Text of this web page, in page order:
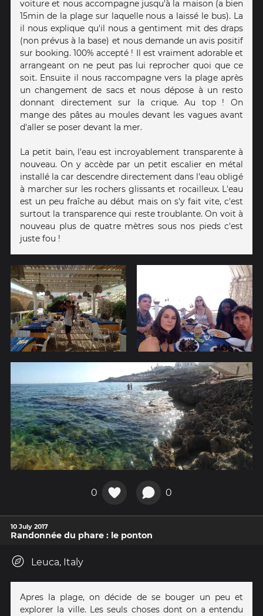
voiture et nous accompagne jusqu'à la maison (a bien
15min de la plage sur laquelle nous a laissé le bus). La
il nous explique qu'il nous a gentiment mit des draps
(non prévus à la base) et nous demande un avis positif
sur booking. 100% accepté ! Il est vraiment adorable et
arrangeant on ne peut pas lui reprocher quoi que ce
soit. Ensuite il nous raccompagne vers la plage après
un changement de sacs et nous dépose à un resto
donnant directement sur la crique. Au top ! On
mange des pâtes au moules devant les vagues avant
d'aller se poser devant la mer.
La petit bain, l'eau est incroyablement transparente à
nouveau. On y accède par un petit escalier en métal
installé la car descendre directement dans l'eau obligé
à marcher sur les rochers glissants et rocailleux. L'eau
est un peu fraîche au début mais on s'y fait vite, c'est
surtout la transparence qui reste troublante. On voit à
nouveau plus de quatre mètres sous nos pieds c'est
juste fou !
0 0
10 July 2017
Randonnée du phare : le ponton
Leuca, Italy
Apres la plage, on décide de se bouger un peu et
explorer la ville. Les seuls choses dont on a entendu